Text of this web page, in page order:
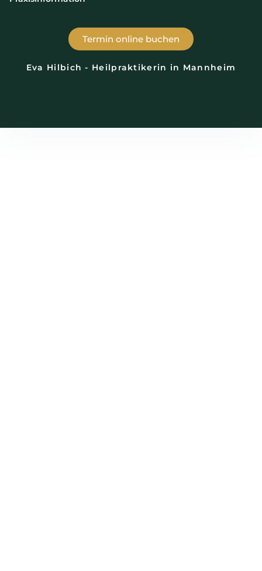
Termin online buchen
Eva Hilbich - Heilpraktikerin in Mannheim